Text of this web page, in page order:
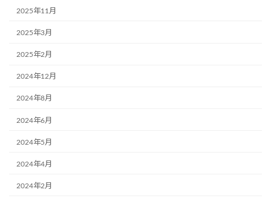
2025年11月
2025年3月
2025年2月
2024年12月
2024年8月
2024年6月
2024年5月
2024年4月
2024年2月